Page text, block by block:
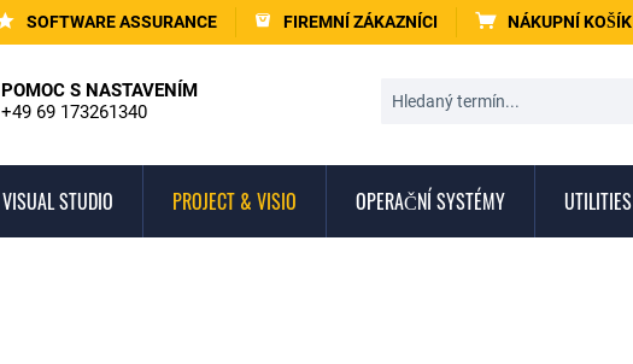
SOFTWARE ASSURANCE FIREMNÍ ZÁKAZNÍCI NÁKUPNÍ KOŠÍK
POMOC S NASTAVENÍM
+49 69 173261340
VISUAL STUDIO PROJECT & VISIO OPERAČNÍ SYSTÉMY UTILITIES